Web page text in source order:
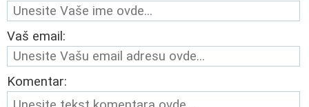
Vaš email:
Komentar: